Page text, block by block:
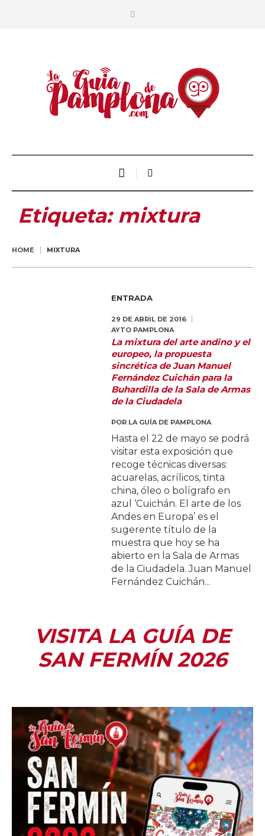
Etiqueta: mixtura
HOME MIXTURA
ENTRADA
29 DE ABRIL DE 2016
AYTO PAMPLONA
La mixtura del arte andino y el
europeo, la propuesta
sincrética de Juan Manuel
Fernández Cuichán para la
Buhardilla de la Sala de Armas
de la Ciudadela
POR LA GUÍA DE PAMPLONA
Hasta el 22 de mayo se podrá
visitar esta exposición que
recoge técnicas diversas:
acuarelas, acrílicos, tinta
china, óleo o bolígrafo en
azul ‘Cuichán. El arte de los
Andes en Europa’ es el
sugerente título de la
muestra que hoy se ha
abierto en la Sala de Armas
de la Ciudadela. Juan Manuel
Fernández Cuichán...
VISITA LA GUÍA DE
SAN FERMÍN 2026